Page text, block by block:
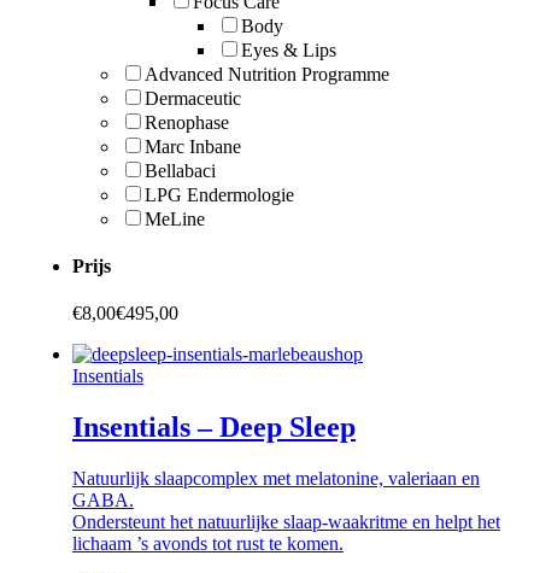
Body
Eyes & Lips
Advanced Nutrition Programme
Dermaceutic
Renophase
Marc Inbane
Bellabaci
LPG Endermologie
MeLine
Prijs
€8,00€495,00
Insentials
Insentials – Deep Sleep
Natuurlijk slaapcomplex met melatonine, valeriaan en
GABA.
Ondersteunt het natuurlijke slaap-waakritme en helpt het
lichaam ’s avonds tot rust te komen.